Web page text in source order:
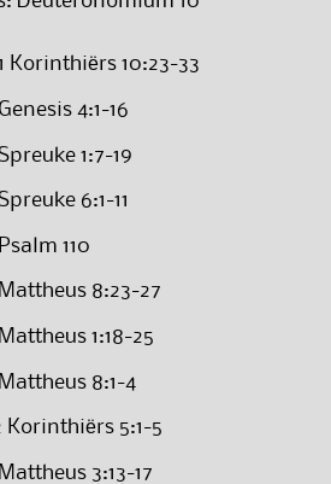
Korinthiërs 10:23-33
4:1-16
1:7-19
6:1-11
110
8:23-27
1:18-25
8:1-4
Korinthiërs 5:1-5
3:13-17